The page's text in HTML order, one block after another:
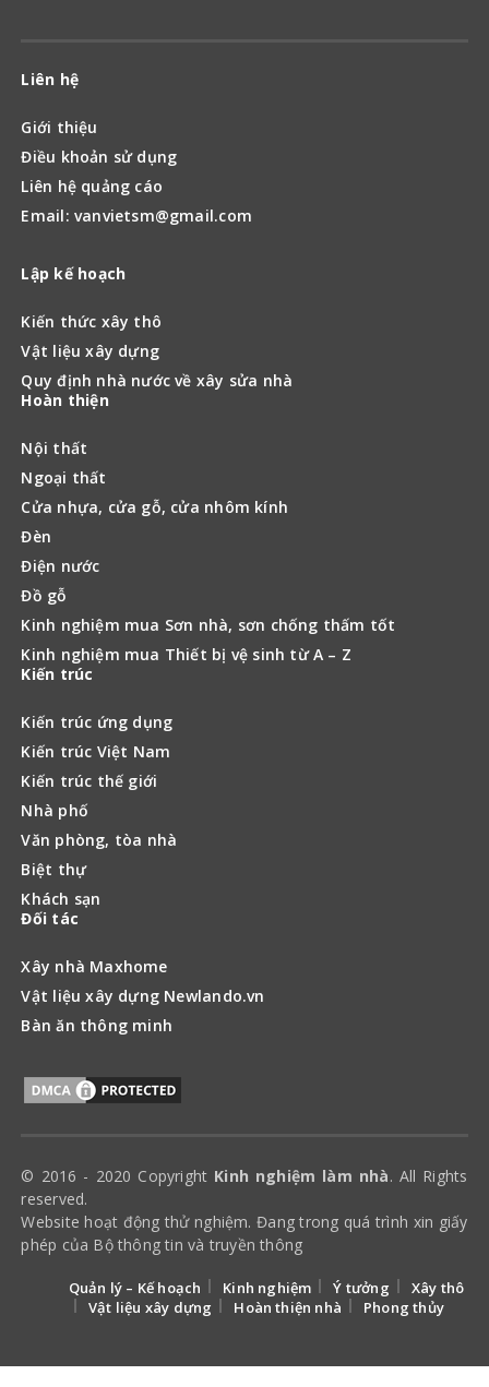
Liên hệ
Giới thiệu
Điều khoản sử dụng
Liên hệ quảng cáo
Email: vanvietsm@gmail.com
Lập kế hoạch
Kiến thức xây thô
Vật liệu xây dựng
Quy định nhà nước về xây sửa nhà
Hoàn thiện
Nội thất
Ngoại thất
Cửa nhựa, cửa gỗ, cửa nhôm kính
Đèn
Điện nước
Đồ gỗ
Kinh nghiệm mua Sơn nhà, sơn chống thấm tốt
Kinh nghiệm mua Thiết bị vệ sinh từ A – Z
Kiến trúc
Kiến trúc ứng dụng
Kiến trúc Việt Nam
Kiến trúc thế giới
Nhà phố
Văn phòng, tòa nhà
Biệt thự
Khách sạn
Đối tác
Xây nhà Maxhome
Vật liệu xây dựng Newlando.vn
Bàn ăn thông minh
© 2016 - 2020 Copyright Kinh nghiệm làm nhà. All Rights
reserved.
Website hoạt động thử nghiệm. Đang trong quá trình xin giấy
phép của Bộ thông tin và truyền thông
Quản lý – Kế hoạch Kinh nghiệm Ý tưởng
Xây thô
Vật liệu xây dựng
Hoàn thiện nhà Phong thủy